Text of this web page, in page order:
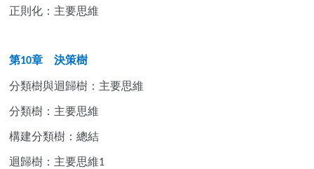
正則化：主要思維
第10章 決策樹
分類樹與迴歸樹：主要思維
分類樹：主要思維
構建分類樹：總結
迴歸樹：主要思維1